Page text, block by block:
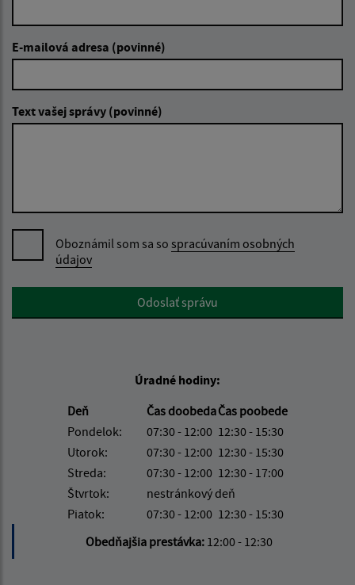
E-mailová adresa (povinné)
Text vašej správy (povinné)
Oboznámil som sa so spracúvaním osobných
údajov
Google reCaptcha ResponseOdoslať správu
Úradné hodiny:
Deň
Čas doobedaČas poobede
Pondelok:
07:30 - 12:00 12:30 - 15:30
Utorok:
07:30 - 12:00 12:30 - 15:30
Streda:
07:30 - 12:00 12:30 - 17:00
Štvrtok:
nestránkový deň
Piatok:
07:30 - 12:00 12:30 - 15:30
Obedňajšia prestávka: 12:00 - 12:30